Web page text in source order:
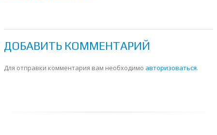
ДОБАВИТЬ КОММЕНТАРИЙ
Для отправки комментария вам необходимо авторизоваться.